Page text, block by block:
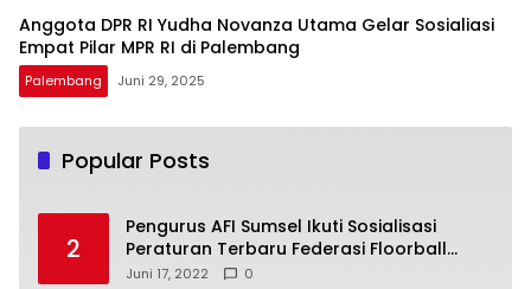
Anggota DPR RI Yudha Novanza Utama Gelar Sosialiasi
Empat Pilar MPR RI di Palembang
Palembang Juni 29, 2025
Popular Posts
2
Pengurus AFI Sumsel Ikuti Sosialisasi
Peraturan Terbaru Federasi Floorball
Internasional
Juni 17, 2022 0